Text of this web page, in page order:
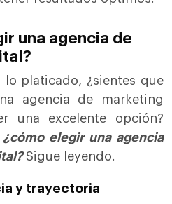
una agencia de
lo platicado, ¿sientes que
agencia de marketing
una excelente opción?
¿cómo elegir una agencia
Sigue leyendo.
y trayectoria